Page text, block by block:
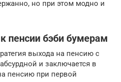
но при этом модно и
пенсии бэби бумерам
выхода на пенсию с
и заключается в
пенсию при первой